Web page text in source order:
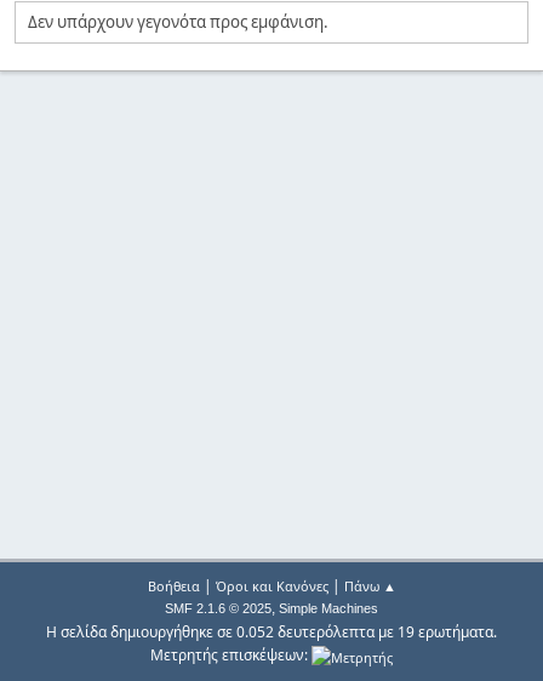
Δεν υπάρχουν γεγονότα προς εμφάνιση.
Βοήθεια| Όροι και Κανόνες| Πάνω ▲
SMF 2.1.6 © 2025, Simple Machines
Η σελίδα δημιουργήθηκε σε 0.052 δευτερόλεπτα με 19 ερωτήματα.
Μετρητής επισκέψεων: